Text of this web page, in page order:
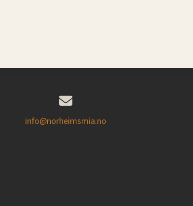
info@norheimsmia.no